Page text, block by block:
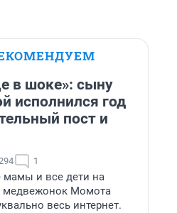
в шоке»: сыну
исполнился год
пост и
1
мамы и все дети на
медвежонок Момота
весь интернет.